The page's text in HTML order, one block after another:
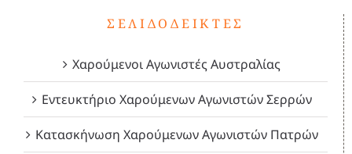
ΣΕΛΙΔΟΔΕΊΚΤΕΣ
Χαρούμενοι Αγωνιστές Αυστραλίας
Εντευκτήριο Χαρούμενων Αγωνιστών Σερρών
Κατασκήνωση Χαρούμενων Αγωνιστών Πατρών